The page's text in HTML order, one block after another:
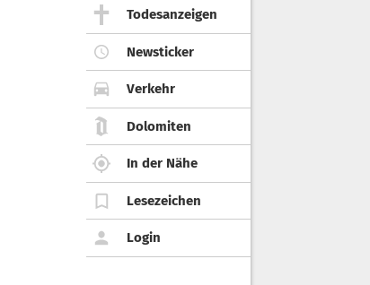
Todesanzeigen
Newsticker
Verkehr
Dolomiten
In der Nähe
Lesezeichen
Login